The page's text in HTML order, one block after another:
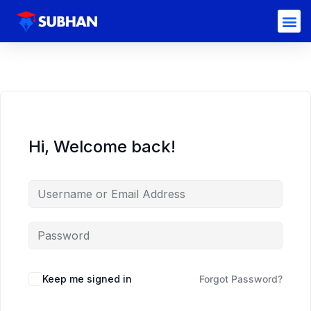
Hi, Welcome back!
Keep me signed in Forgot Password?